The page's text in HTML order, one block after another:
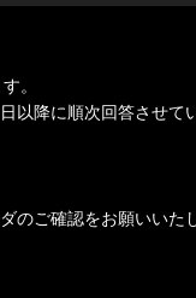
。
以降に順次回答させて
のご確認をお願いいた